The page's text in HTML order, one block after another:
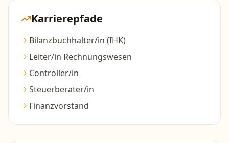
Karrierepfade
Bilanzbuchhalter/in (IHK)
Leiter/in Rechnungswesen
Controller/in
Steuerberater/in
Finanzvorstand